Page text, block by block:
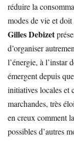
réduire la
modes de vie et
Gilles Debizet
d’organiser
l’énergie, à l’instar
émergent depuis
initiatives locales et
marchandes, très
en creux comment
possibles d’autres